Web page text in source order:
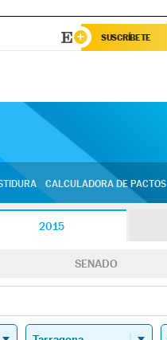
SUSCRÍBETE
CALCULADORA DE PACTOS
2015
SENADO